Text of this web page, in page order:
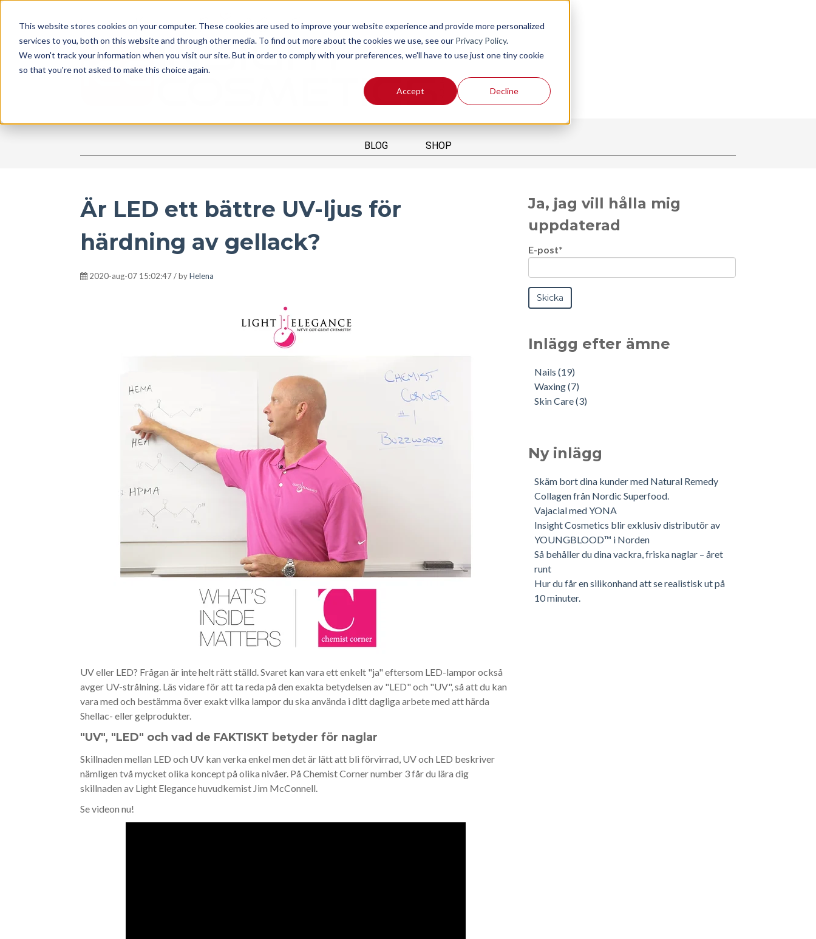
This website stores cookies on your computer. These cookies are used to improve your website experience and provide more personalized
services to you, both on this website and through other media. To find out more about the cookies we use, see our Privacy Policy.
We won't track your information when you visit our site. But in order to comply with your preferences, we'll have to use just one tiny cookie
so that you're not asked to make this choice again.
Accept Decline
BLOG SHOP
Är LED ett bättre UV-ljus för
härdning av gellack?
2020-aug-07 15:02:47 / byHelena
UV eller LED? Frågan är inte helt rätt ställd. Svaret kan vara ett enkelt "ja" eftersom LED-lampor också
avger UV-strålning. Läs vidare för att ta reda på den exakta betydelsen av "LED" och "UV", så att du kan
vara med och bestämma över exakt vilka lampor du ska använda i ditt dagliga arbete med att härda
Shellac- eller gelprodukter.
"UV", "LED" och vad de FAKTISKT betyder för naglar
Skillnaden mellan LED och UV kan verka enkel men det är lätt att bli förvirrad, UV och LED beskriver
nämligen två mycket olika koncept på olika nivåer. På Chemist Corner number 3 får du lära dig
skillnaden av Light Elegance huvudkemist Jim McConnell.
Se videon nu!
Ja, jag vill hålla mig
uppdaterad
E-post*
Inlägg efter ämne
Nails(19)
Waxing(7)
Skin Care(3)
Ny inlägg
Skäm bort dina kunder med Natural Remedy
Collagen från Nordic Superfood.
Vajacial med YONA
Insight Cosmetics blir exklusiv distributör av
YOUNGBLOOD™ i Norden
Så behåller du dina vackra, friska naglar – året
runt
Hur du får en silikonhand att se realistisk ut på
10 minuter.